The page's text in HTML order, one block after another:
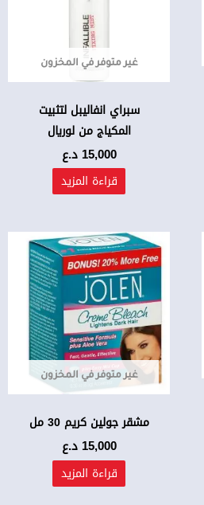
غير متوفر في المخزون
سبراي انفاليبل لتثبيت
المكياج من لوريال
15,000 د.ع
قراءة المزيد
غير متوفر في المخزون
مشقر جولين كريم 30 مل
15,000 د.ع
قراءة المزيد